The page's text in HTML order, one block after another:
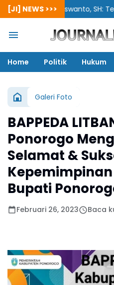
[JI] NEWS >>>
Siswanto, SH:
Home Politik Hukum
Galeri Foto
BAPPEDA
Ponorogo
Selamat &
Bupati
Februari 26, 2023 Baca